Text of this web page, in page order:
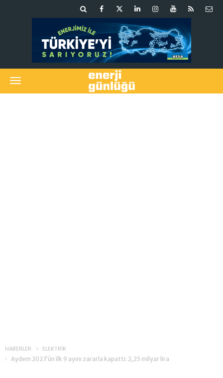
HABERLER ELEKTRİK
Aydem 2023’ün ilk 9 ayını zararla kapattı: 2,25 milyar lira